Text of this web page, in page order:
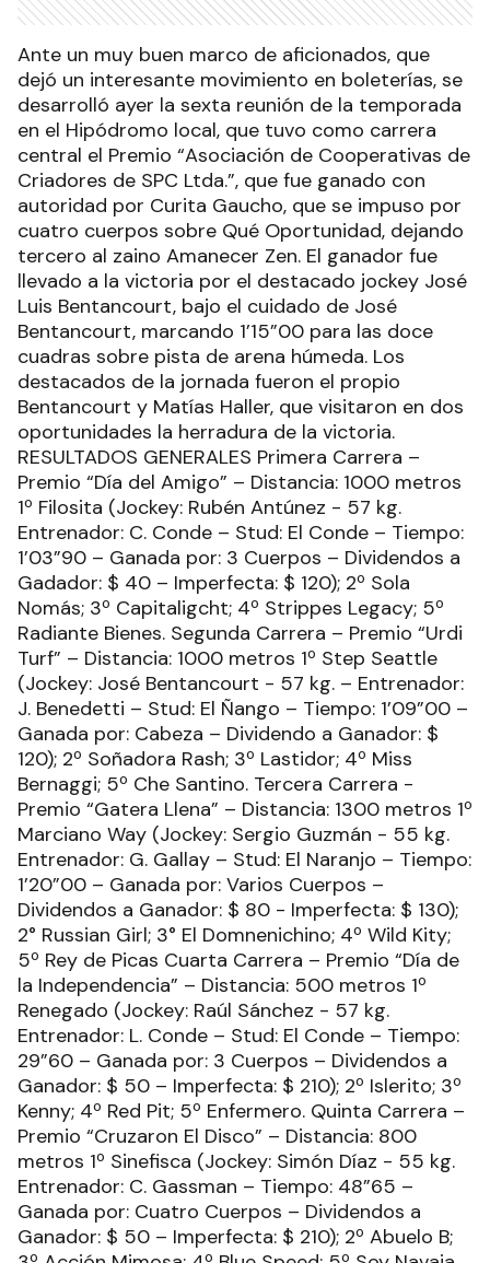
Ante un muy buen marco de aficionados, que
dejó un interesante movimiento en boleterías, se
desarrolló ayer la sexta reunión de la temporada
en el Hipódromo local, que tuvo como carrera
central el Premio “Asociación de Cooperativas de
Criadores de SPC Ltda.”, que fue ganado con
autoridad por Curita Gaucho, que se impuso por
cuatro cuerpos sobre Qué Oportunidad, dejando
tercero al zaino Amanecer Zen. El ganador fue
llevado a la victoria por el destacado jockey José
Luis Bentancourt, bajo el cuidado de José
Bentancourt, marcando 1’15”00 para las doce
cuadras sobre pista de arena húmeda. Los
destacados de la jornada fueron el propio
Bentancourt y Matías Haller, que visitaron en dos
oportunidades la herradura de la victoria.
RESULTADOS GENERALES Primera Carrera –
Premio “Día del Amigo” – Distancia: 1000 metros
1º Filosita (Jockey: Rubén Antúnez - 57 kg.
Entrenador: C. Conde – Stud: El Conde – Tiempo:
1’03”90 – Ganada por: 3 Cuerpos – Dividendos a
Gadador: $ 40 – Imperfecta: $ 120); 2º Sola
Nomás; 3º Capitaligcht; 4º Strippes Legacy; 5º
Radiante Bienes. Segunda Carrera – Premio “Urdi
Turf” – Distancia: 1000 metros 1º Step Seattle
(Jockey: José Bentancourt - 57 kg. – Entrenador:
J. Benedetti – Stud: El Ñango – Tiempo: 1’09”00 –
Ganada por: Cabeza – Dividendo a Ganador: $
120); 2º Soñadora Rash; 3º Lastidor; 4º Miss
Bernaggi; 5º Che Santino. Tercera Carrera -
Premio “Gatera Llena” – Distancia: 1300 metros 1º
Marciano Way (Jockey: Sergio Guzmán - 55 kg.
Entrenador: G. Gallay – Stud: El Naranjo – Tiempo:
1’20”00 – Ganada por: Varios Cuerpos –
Dividendos a Ganador: $ 80 - Imperfecta: $ 130);
2° Russian Girl; 3° El Domnenichino; 4º Wild Kity;
5º Rey de Picas Cuarta Carrera – Premio “Día de
la Independencia” – Distancia: 500 metros 1º
Renegado (Jockey: Raúl Sánchez - 57 kg.
Entrenador: L. Conde – Stud: El Conde – Tiempo:
29”60 – Ganada por: 3 Cuerpos – Dividendos a
Ganador: $ 50 – Imperfecta: $ 210); 2º Islerito; 3º
Kenny; 4º Red Pit; 5º Enfermero. Quinta Carrera –
Premio “Cruzaron El Disco” – Distancia: 800
metros 1º Sinefisca (Jockey: Simón Díaz - 55 kg.
Entrenador: C. Gassman – Tiempo: 48”65 –
Ganada por: Cuatro Cuerpos – Dividendos a
Ganador: $ 50 – Imperfecta: $ 210); 2º Abuelo B;